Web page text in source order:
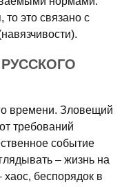
то это связано с
времени. Зловещий
требований
событие
– жизнь на
хаос, беспорядок в